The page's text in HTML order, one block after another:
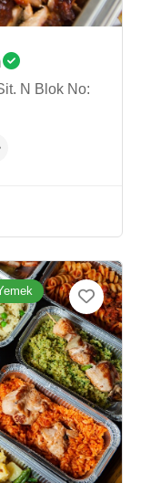
N Blok No: